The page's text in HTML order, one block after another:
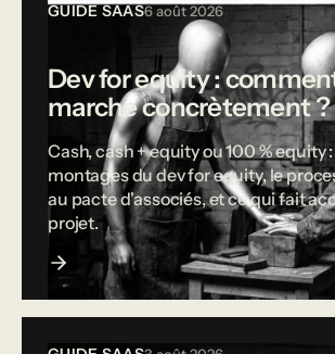
GUIDE SAAS6 août 2026
Dev for equity :
marche concrètement ?
Cash, cash + equity ou 100 % equity
montages du dev for equity, le
au pacte d'associés, et ce qui fait
projet.